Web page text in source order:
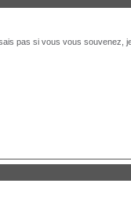
pas si vous vous